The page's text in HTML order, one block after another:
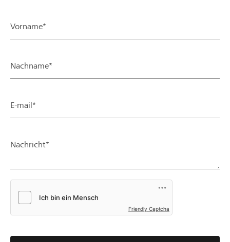
Vorname*
Nachname*
E-mail*
Nachricht*
Friendly Captcha